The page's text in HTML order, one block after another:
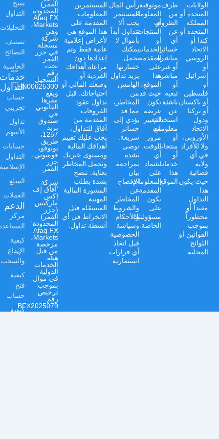
نسخ
التداول
التحليلات
تصنيف
النصائح
الحاسبة
خدمات
التداول
حساب
تجريبي
تداول
الأسهم
حسابات
التداول
الإسلامية
السلع
العملات
الدعم
مركز
المساعدة
كيفية
الإيداع
والسحب
كيفية
فتح
حساب
كيفية
القمر)
المحدودة
Afaq FX
Markets،
وهي
شركة
مسجلة
في جزر
القمر
تحت
رقم
التسجيل
HN00625300،
ويقع
مقرها
القانوني
في
صندوق
بريد
1257،
طريق
بونوفو،
فومبوني،
جزر
القمر.
شركة
'آفاق إف
إكس
ماركتس
(جزر
القمر)
المحدودة'
Afaq FX
Markets،
مرخصة
من قبل
هيئة
الخدمات
الدولية
في موال
بموجب
ترخيص
رقم
BFX2025079
المستثمرين.
المعلومات
المقدمة على
هذا الموقع هي
لأغراض إعلامية
عامة فقط وتم
إعدادها دون
مراعاة أهدافك
الفردية أو
وضعك المالي أو
احتياجاتك. قبل
تداول عقود
الفروقات
المقدمة من
آفاق للتداول،
يجب عليك تقييم
أهدافك المالية
ومستوى خبرتك
وتحمل المخاطر
بعناية. ننصح
بشدة بطلب
المشورة المالية
المهنية
المستقلة قبل
الانخراط في أي
أنشطة تداول.
رأس المال
المستثمر.
يجب ألا
تتداول أبداً
بأموال لا
يمكنك
تحمل
خسارتها.
يزيد تداول
الهامش
من
المخاطر،
مما قد
يؤدي إلى
خسائر
سريعة.
نوصي
بشدة
بمراجعة
بيان
الإفصاح
عن
المخاطر
والشروط
والأحكام
وسياسة
الخصوصية
قبل اتخاذ
أي قرارات
استثمارية.
موثوقية
المعلومات
أو
المنتجات
أو
الخدمات
المقدمة
على
هذا
الموقع،
حيث قد
تكون
عرضة
للتغيير
مع
مرور
الوقت.
أي
اعتماد
على
المعلومات
المقدمة
يكون
على
مسؤوليتك
الخاصة.
ظرف
من
الظروف
عن
أي
خسائر
مباشرة
أو غير
مباشرة
أو
تبعية
ناشئة
عن
استخدام
معلومات
أو
منتجات
أو
خدمات
هذا
الموقع.
الولايات
المتحدة أو
المملكه
المتحده أو
كندا أو
الاتحاد
الروسي
أو
إسرائيل
أو
فلسطين
أو باكستان
أو تركيا
ودول
الاتحاد
الأوروبي،
ولا للأفراد
في أي
ولاية
قضائية
حيث يكون
هذا
التداول
مقيداً أو
محظوراً
بموجب
القوانين أو
اللوائح
المحلية.